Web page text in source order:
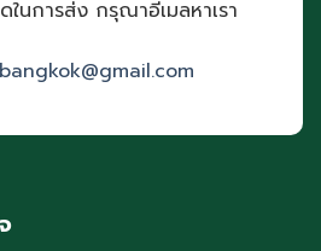
นการส่ง กรุณาอีเมลหาเรา